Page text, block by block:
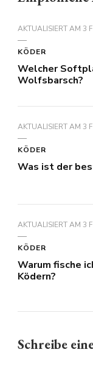
AKTUALISIERT AM 3
KÖDER
Welcher
Wolfsbarsch?
AKTUALISIERT AM 3
KÖDER
Was ist der
AKTUALISIERT AM 3
KÖDER
Warum fische
Ködern?
Schreibe